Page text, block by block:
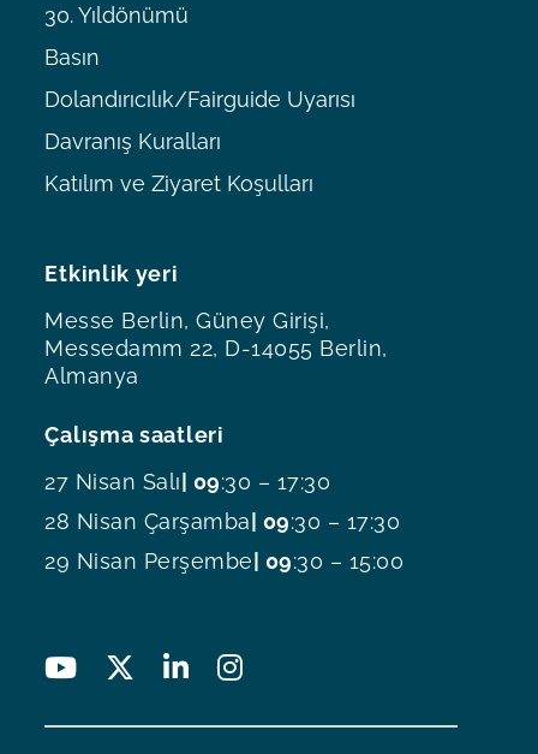
Etkinlik yeri
Messe Berlin, Güney Girişi,
Messedamm 22, D-14055 Berlin,
Almanya
Çalışma saatleri
27 Nisan Salı | 09:30 – 17:30
28 Nisan Çarşamba | 09:30 – 17:30
29 Nisan Perşembe | 09:30 – 15:00
30. Yıldönümü
Basın
Dolandırıcılık/Fairguide Uyarısı
Davranış Kuralları
Katılım ve Ziyaret Koşulları